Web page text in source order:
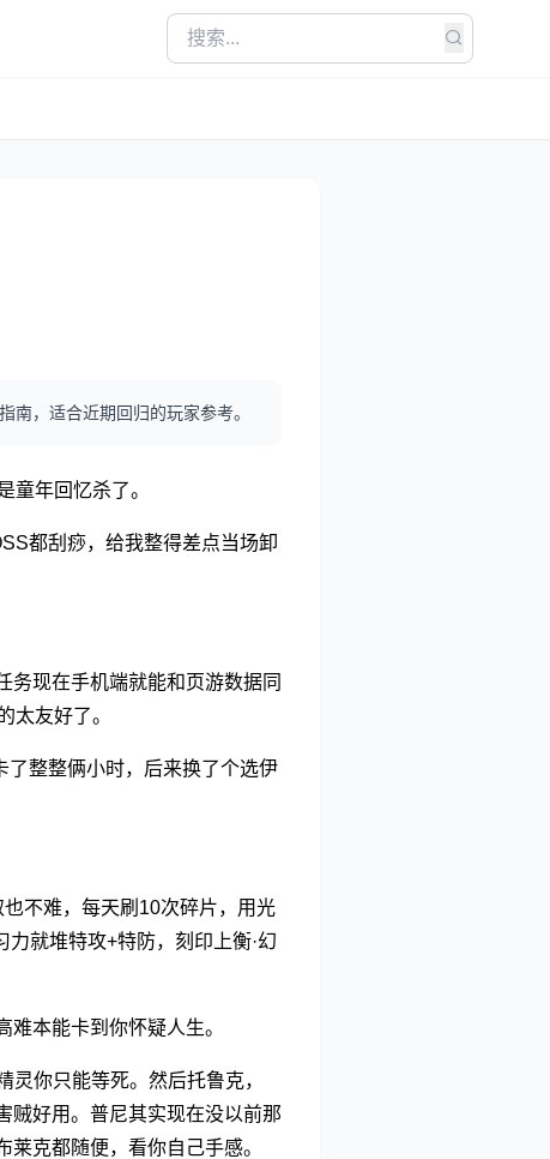
南，适合近期回归的玩家参考。
童年回忆杀了。
都刮痧，给我整得差点当场卸
务现在手机端就能和页游数据同
太友好了。
了整整俩小时，后来换了个选伊
不难，每天刷10次碎片，用光
就堆特攻+特防，刻印上衡·幻
本能卡到你怀疑人生。
你只能等死。然后托鲁克，
贼好用。普尼其实现在没以前那
克都随便，看你自己手感。